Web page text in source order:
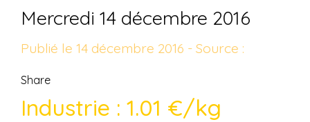
Mercredi 14 décembre 2016
Publié le 14 décembre 2016 - Source :
Share
Industrie : 1.01 €/kg